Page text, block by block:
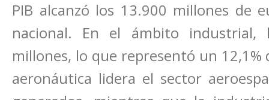
PIB alcanzó los 13.900 millones de
nacional. En el ámbito industrial,
millones, lo que representó un
aeronáutica lidera el sector